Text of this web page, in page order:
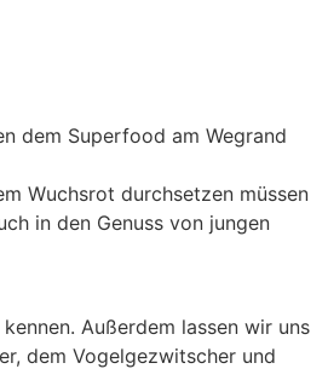
dem Superfood am Wegrand
Wuchsrot durchsetzen müssen
in den Genuss von jungen
Außerdem lassen wir uns
dem Vogelgezwitscher und